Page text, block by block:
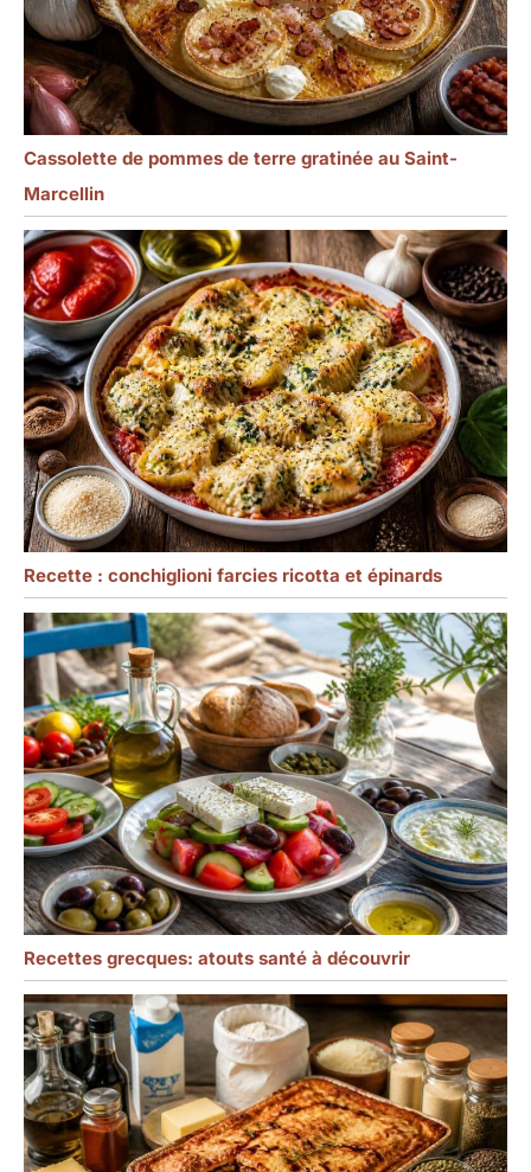
Cassolette de pommes de terre gratinée au Saint-
Marcellin
Recette : conchiglioni farcies ricotta et épinards
Recettes grecques: atouts santé à découvrir